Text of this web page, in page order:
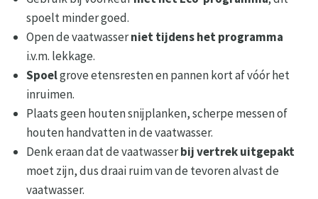
spoelt minder goed.
Open de vaatwasserniet tijdens het programma
i.v.m. lekkage.
Spoelgrove etensresten en pannen kort af vóór het
inruimen.
Plaats geen houten snijplanken, scherpe messen of
houten handvatten in de vaatwasser.
Denk eraan dat de vaatwasserbij vertrek uitgepakt
moet zijn, dus draai ruim van de tevoren alvast de
vaatwasser.